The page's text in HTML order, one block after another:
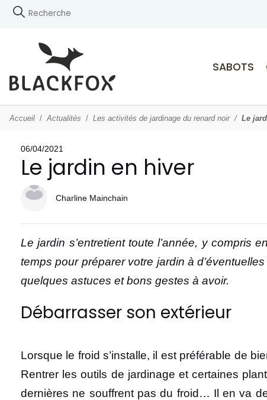
SABOTS
Accueil Actualités Les activités de jardinage du renard noir Le
06/04/2021
Le jardin en hiver
Charline Mainchain
Le jardin s’entretient toute l’année, y compris
temps pour préparer votre jardin à
quelques astuces et bons gestes à avoir.
Débarrasser son extérieur
Lorsque le froid s’installe, il est préférable de
Rentrer les outils de jardinage et certaines
dernières ne souffrent pas du froid… Il en va